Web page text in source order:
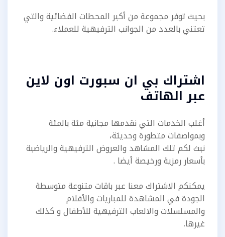
بحيث توفر مجموعة من أكبر المحطات الفضائية والتي
تعتني بالعدد من الجوانب الترفيهية للعملاء.
اشتراك بي ان سبورت اون لاين
عبر الهاتف
أغلب الخدمات التي نقدمها مجانية مئة بالمئة
وبمواصفات متطورة وحديثة،
نبث لكم تلك المشاهد والعروض الترفيهية والرياضبة
بأسعار رمزية ورخيصة أيضا .
يمكنكم الاشتراك معنا عبر باقات متنوعة متوسطة
الجودة في المشاهدة للمباريات والأفلام
والمسلسلات والالعاب الترفيهية للأطفال و كذلك
غيرها.